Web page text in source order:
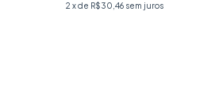
2 x de R$30,46 sem juros